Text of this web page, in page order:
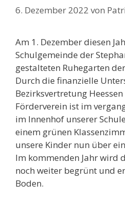
6. Dezember 2022 von
Am 1. Dezember diesen
Schulgemeinde der
gestalteten Ruhegarten
Durch die finanzielle
Bezirksvertretung
Förderverein ist im
im Innenhof unserer
einem grünen
unsere Kinder nun über
Im kommenden Jahr wird
noch weiter begrünt und
Boden.